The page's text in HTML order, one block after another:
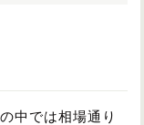
中では相場通り